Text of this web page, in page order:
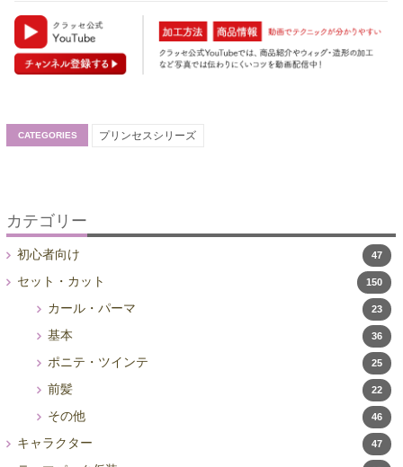
CATEGORIES プリンセスシリーズ
カテゴリー
初心者向け 47
セット・カット 150
カール・パーマ 23
基本 36
ポニテ・ツインテ 25
前髪 22
その他 46
キャラクター 47